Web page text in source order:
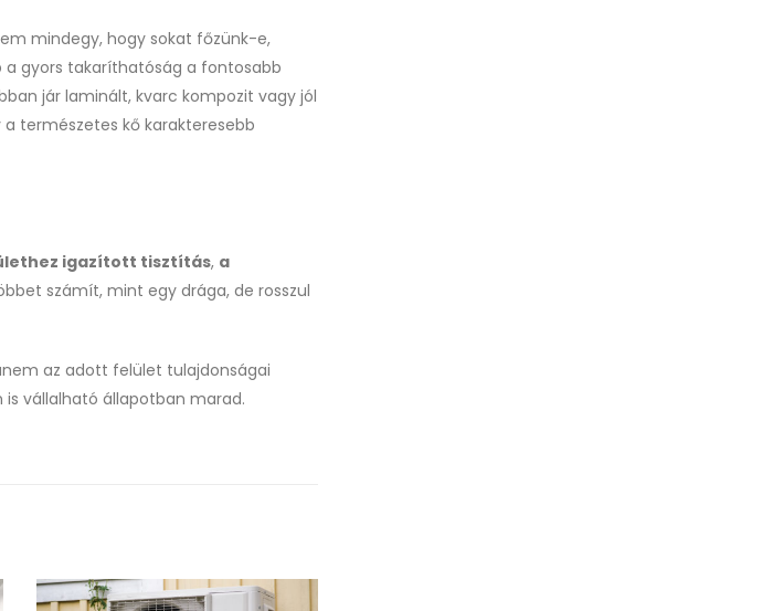
mindegy, hogy sokat főzünk-e,
gyors takaríthatóság a fontosabb
jár laminált, kvarc kompozit vagy jól
természetes kő karakteresebb
igazított tisztítás, a
számít, mint egy drága, de rosszul
az adott felület tulajdonságai
vállalható állapotban marad.